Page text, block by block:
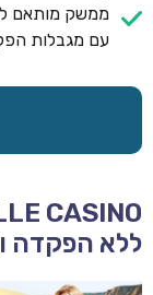
ממשק מותאם
עם מגבלות
ללא הפקדה ובונוס